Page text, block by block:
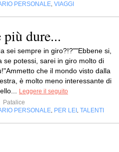
PERSONALE VIAGGI
dure...
sei sempre in giro?!?""Ebbene si,
se potessi, sarei in giro molto di
che il mondo visto dalla
è molto meno interessante di
Leggere il seguito
Patalice
PERSONALE PER LEI TALENTI